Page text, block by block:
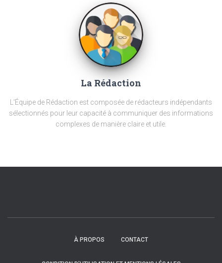
La Rédaction
L'Équipe de Rédaction est composée de rédacteurs indépendants
sélectionnés pour leur capacité à communiquer des informations
complexes de manière claire et utile.
À PROPOS CONTACT